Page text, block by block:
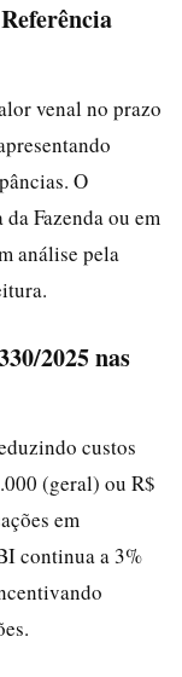
venal no prazo
O
Fazenda ou em
análise pela
2025 nas
custos
(geral) ou R$
em
continua a 3%